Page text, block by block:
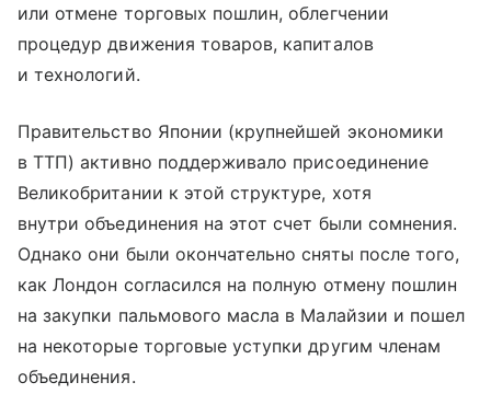
или отмене торговых пошлин, облегчении
процедур движения товаров, капиталов
и технологий.
Правительство Японии (крупнейшей экономики
в ТТП) активно поддерживало присоединение
Великобритании к этой структуре, хотя
внутри объединения на этот счет были сомнения.
Однако они были окончательно сняты после того,
как Лондон согласился на полную отмену пошлин
на закупки пальмового масла в Малайзии и пошел
на некоторые торговые уступки другим членам
объединения.